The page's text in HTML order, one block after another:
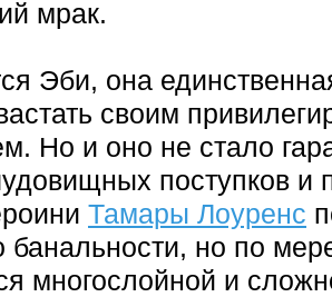
мрак.
Эби, она
своим
Но и оно не стало
поступков и
Тамары Лоуренс
банальности, но по
многослойной и